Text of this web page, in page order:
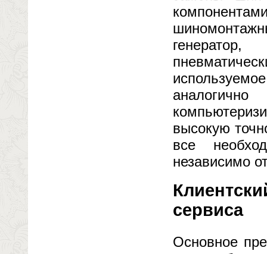
высокую
все
независимо
сервиса
Основное